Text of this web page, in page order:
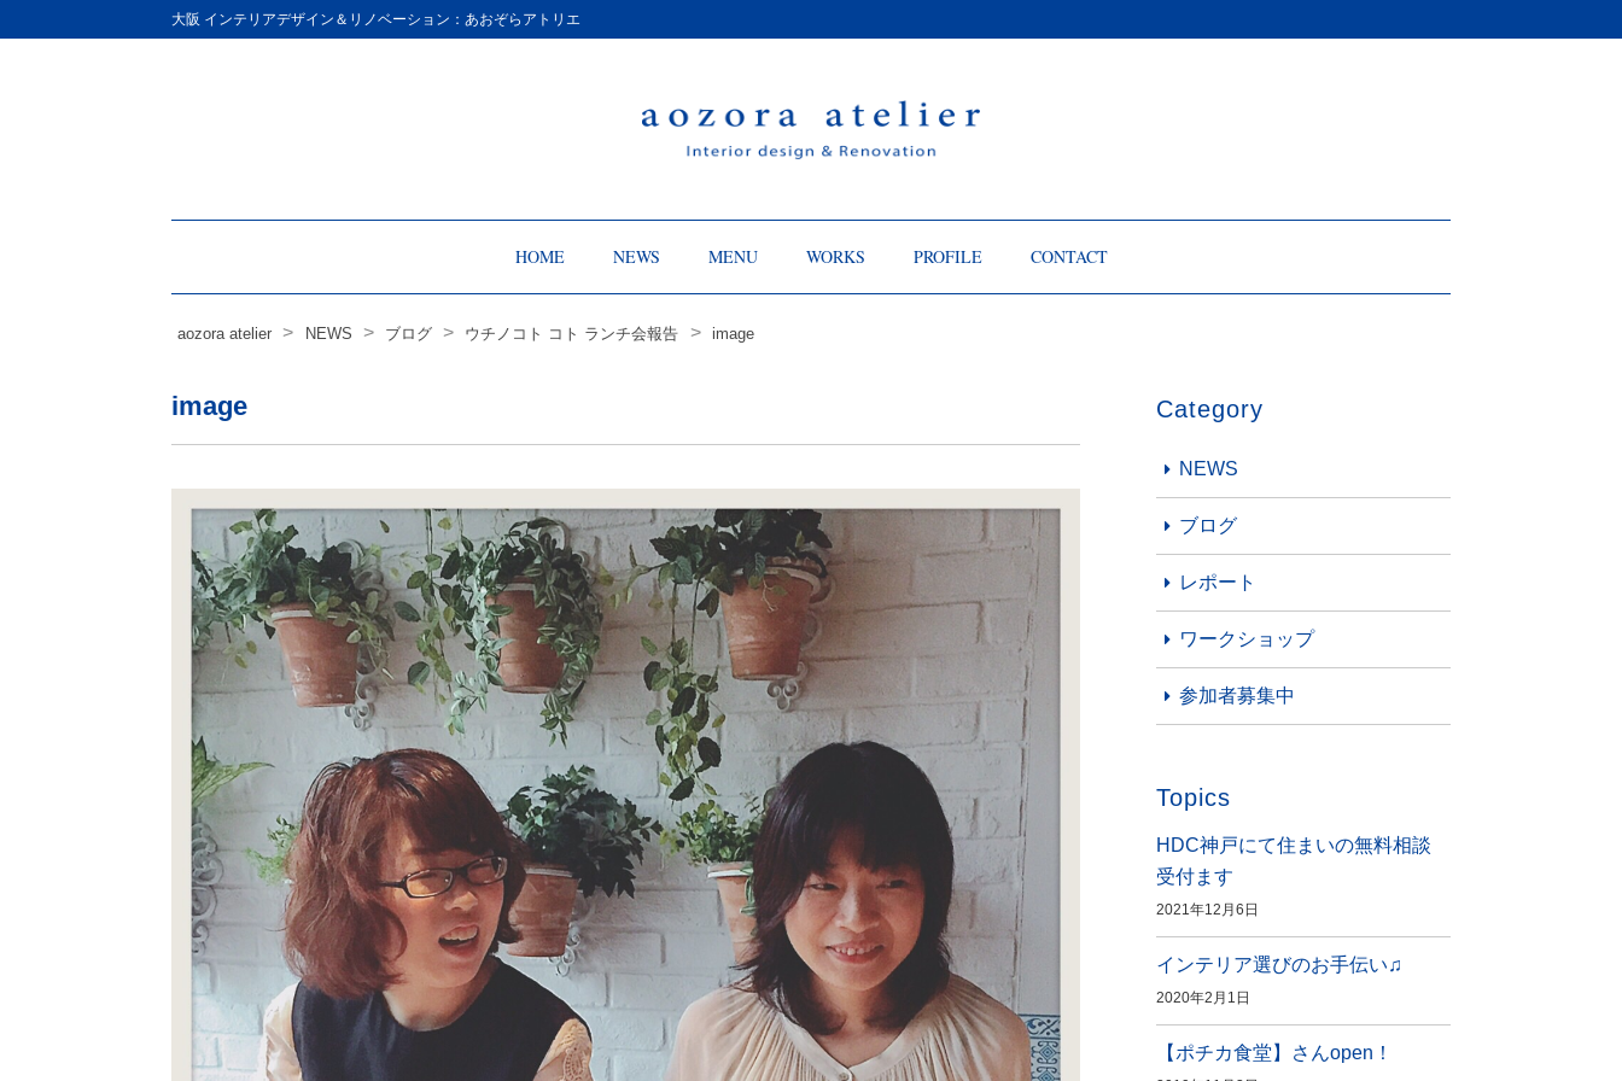
大阪 インテリアデザイン＆リノベーション：あおぞらアトリエ
HOME NEWS MENU WORKS PROFILE CONTACT
aozora atelier > NEWS > ブログ > ウチノコト コト ランチ会報告 > image
image Category
NEWS
ブログ
レポート
ワークショップ
参加者募集中
Topics
HDC神戸にて住まいの無料相談
受付ます
2021年12月6日
インテリア選びのお手伝い♫
2020年2月1日
【ポチカ食堂】さんopen！
Footer